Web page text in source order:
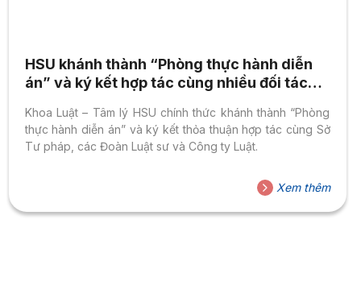
HSU khánh thành “Phòng thực hành diễn
án” và ký kết hợp tác cùng nhiều đối tác
Khoa Luật – Tâm lý HSU chính thức khánh thành “Phòng
thực hành diễn án” và ký kết thỏa thuận hợp tác cùng Sở
Tư pháp, các Đoàn Luật sư và Công ty Luật.
Xem thêm